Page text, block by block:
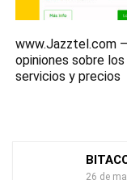
www.Jazztel.com –
opiniones sobre los
servicios y precios
26 de